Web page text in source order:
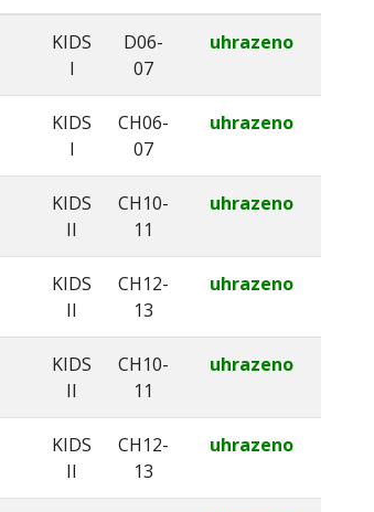
KIDS
I
D06-
07
uhrazeno
KIDS
I
CH06-
07
uhrazeno
KIDS
II
CH10-
11
uhrazeno
KIDS
II
CH12-
13
uhrazeno
KIDS
II
CH10-
11
uhrazeno
KIDS
II
CH12-
13
uhrazeno